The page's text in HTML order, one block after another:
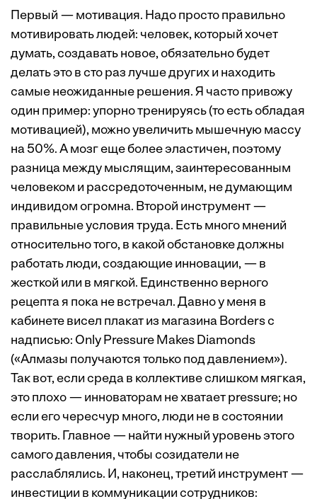
Первый — мотивация. Надо просто правильно
мотивировать людей: человек, который хочет
думать, создавать новое, обязательно будет
делать это в сто раз лучше других и находить
самые неожиданные решения. Я часто привожу
один пример: упорно тренируясь (то есть обладая
мотивацией), можно увеличить мышечную массу
на 50%. А мозг еще более эластичен, поэтому
разница между мыслящим, заинтересованным
человеком и рассредоточенным, не думающим
индивидом огромна. Второй инструмент —
правильные условия труда. Есть много мнений
относительно того, в какой обстановке должны
работать люди, создающие инновации, — в
жесткой или в мягкой. Единственно верного
рецепта я пока не встречал. Давно у меня в
кабинете висел плакат из магазина Borders с
надписью: Only Pressure Makes Diamonds
(«Алмазы получаются только под давлением»).
Так вот, если среда в коллективе слишком мягкая,
это плохо — инноваторам не хватает pressure; но
если его чересчур много, люди не в состоянии
творить. Главное — найти нужный уровень этого
самого давления, чтобы созидатели не
расслаблялись. И, наконец, третий инструмент —
инвестиции в коммуникации сотрудников: